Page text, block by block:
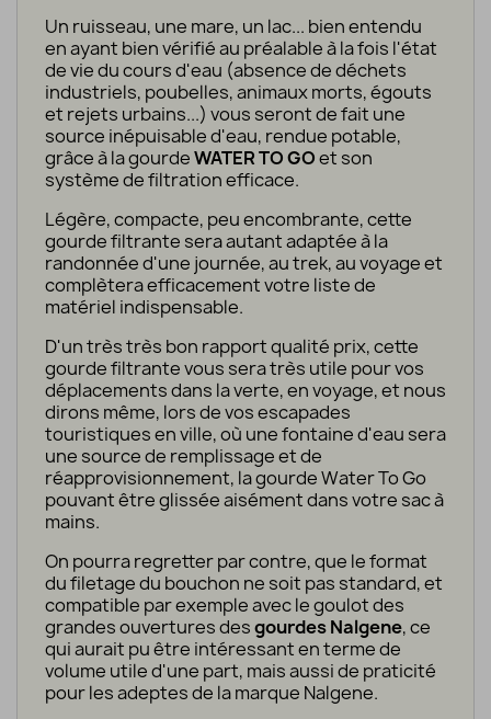
Un ruisseau, une mare, un lac... bien entendu
en ayant bien vérifié au préalable à la fois l'état
de vie du cours d'eau (absence de déchets
industriels, poubelles, animaux morts, égouts
et rejets urbains...) vous seront de fait une
source inépuisable d'eau, rendue potable,
grâce à la gourdeWATER TO GOet son
système de filtration efficace.
Légère, compacte, peu encombrante, cette
gourde filtrante sera autant adaptée à la
randonnée d'une journée, au trek, au voyage et
complètera efficacement votre liste de
matériel indispensable.
D'un très très bon rapport qualité prix, cette
gourde filtrante vous sera très utile pour vos
déplacements dans la verte, en voyage, et nous
dirons même, lors de vos escapades
touristiques en ville, où une fontaine d'eau sera
une source de remplissage et de
réapprovisionnement, la gourde Water To Go
pouvant être glissée aisément dans votre sac à
mains.
On pourra regretter par contre, que le format
du filetage du bouchon ne soit pas standard, et
compatible par exemple avec le goulot des
grandes ouvertures desgourdes Nalgene, ce
qui aurait pu être intéressant en terme de
volume utile d'une part, mais aussi de praticité
pour les adeptes de la marque Nalgene.